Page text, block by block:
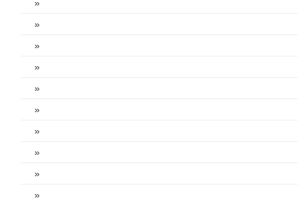
»
»
»
»
»
»
»
»
»
»